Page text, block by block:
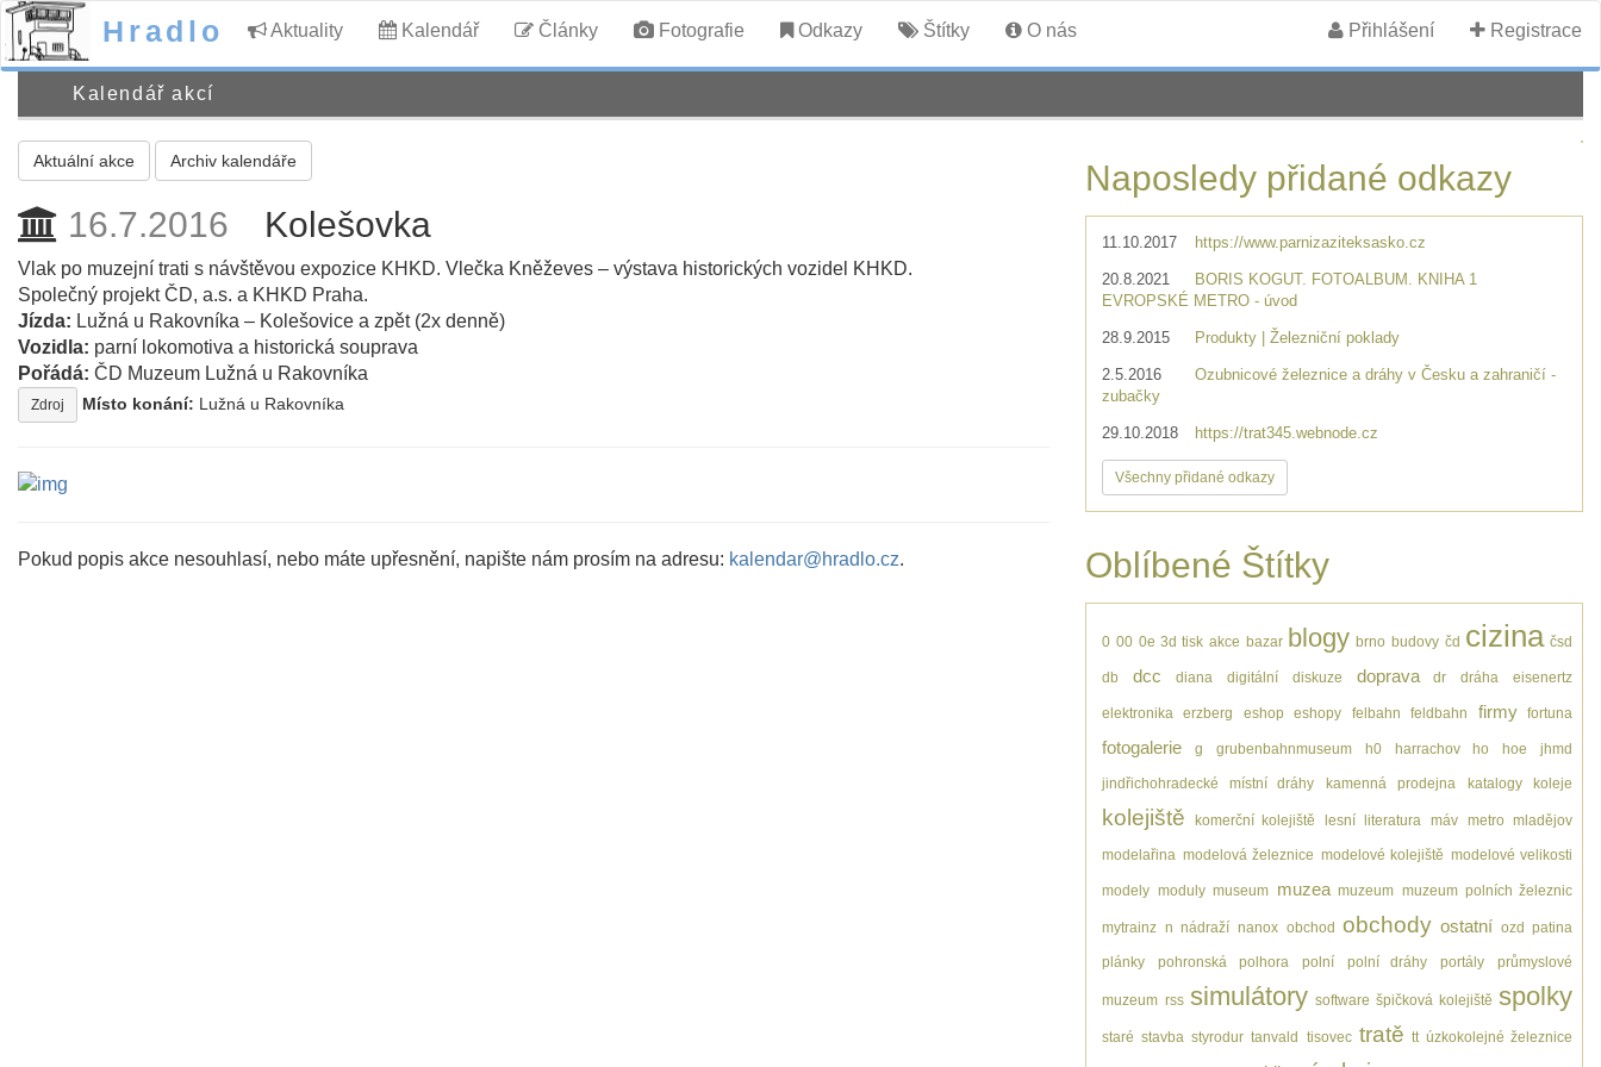
Hradlo Aktuality Kalendář Články Fotografie Odkazy Štítky O nás Přihlášení Registrace
Kalendář akcí
Aktuální akce Archiv kalendáře
16.7.2016 Kolešovka
Vlak po muzejní trati s návštěvou expozice KHKD. Vlečka Kněževes – výstava historických vozidel KHKD.
Společný projekt ČD, a.s. a KHKD Praha.
Jízda: Lužná u Rakovníka – Kolešovice a zpět (2x denně)
Vozidla: parní lokomotiva a historická souprava
Pořádá: ČD Muzeum Lužná u Rakovníka
Zdroj Místo konání: Lužná u Rakovníka
Pokud popis akce nesouhlasí, nebo máte upřesnění, napište nám prosím na adresu: kalendar@hradlo.cz.
Naposledy přidané odkazy
11.10.2017 https://www.parnizaziteksasko.cz
20.8.2021
BORIS KOGUT. FOTOALBUM. KNIHA 1
EVROPSKÉ METRO - úvod
28.9.2015 Produkty | Železniční poklady
2.5.2016
Ozubnicové železnice a dráhy v Česku a zahraničí -
zubačky
29.10.2018 https://trat345.webnode.cz
Všechny přidané odkazy
Oblíbené Štítky
0 00 0e 3d tisk akce bazar blogy brno budovy čd cizina čsd
db dcc diana digitální diskuze doprava dr dráha eisenertz
elektronika erzberg eshop eshopy felbahn feldbahn firmy fortuna
fotogalerie g grubenbahnmuseum h0 harrachov ho hoe jhmd
jindřichohradecké místní dráhy kamenná prodejna katalogy koleje
kolejiště komerční kolejiště lesní literatura máv metro mladějov
modelařina modelová železnice modelové kolejiště modelové velikosti
modely moduly museum muzea muzeum muzeum polních železnic
mytrainz n nádraží nanox obchod obchody ostatní ozd patina
plánky pohronská polhora polní polní dráhy portály průmyslové
muzeum rss simulátory software špičková kolejiště spolky
staré stavba styrodur tanvald tisovec tratě tt úzkokolejné železnice